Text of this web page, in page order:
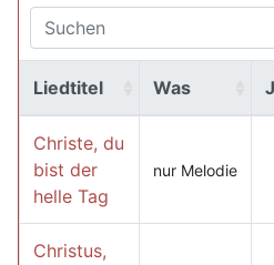
Liedtitel Was
Christe, du
bist der
helle Tag
nur Melodie
Christus,